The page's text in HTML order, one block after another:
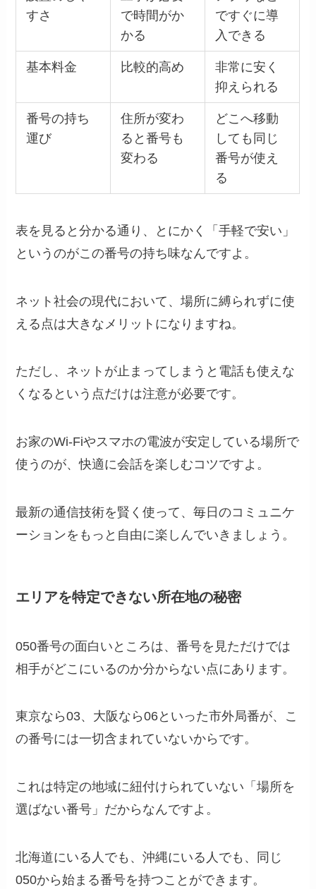
すさ
で時間がか
かる
ですぐに導
入できる
基本料金 比較的高め
非常に安く
抑えられる
番号の持ち
運び
住所が変わ
ると番号も
変わる
どこへ移動
しても同じ
番号が使え
る
表を見ると分かる通り、とにかく「手軽で安い」
というのがこの番号の持ち味なんですよ。
ネット社会の現代において、場所に縛られずに使
える点は大きなメリットになりますね。
ただし、ネットが止まってしまうと電話も使えな
くなるという点だけは注意が必要です。
お家のWi-Fiやスマホの電波が安定している場所で
使うのが、快適に会話を楽しむコツですよ。
最新の通信技術を賢く使って、毎日のコミュニケ
ーションをもっと自由に楽しんでいきましょう。
エリアを特定できない所在地の秘密
050番号の面白いところは、番号を見ただけでは
相手がどこにいるのか分からない点にあります。
東京なら03、大阪なら06といった市外局番が、こ
の番号には一切含まれていないからです。
これは特定の地域に紐付けられていない「場所を
選ばない番号」だからなんですよ。
北海道にいる人でも、沖縄にいる人でも、同じ
050から始まる番号を持つことができます。